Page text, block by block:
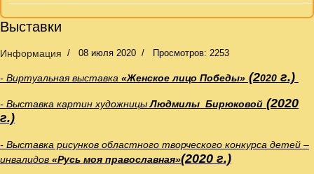
Выставки
Информация 08 июля 2020 Просмотров: 2253
- Виртуальная выставка «Женское лицо Победы» (2020 г.)
- Выставка картин художницы Людмилы Бирюковой (2020
г.)
- Выставка рисунков областного творческого конкурса детей –
инвалидов «Русь моя православная»(2020 г.)